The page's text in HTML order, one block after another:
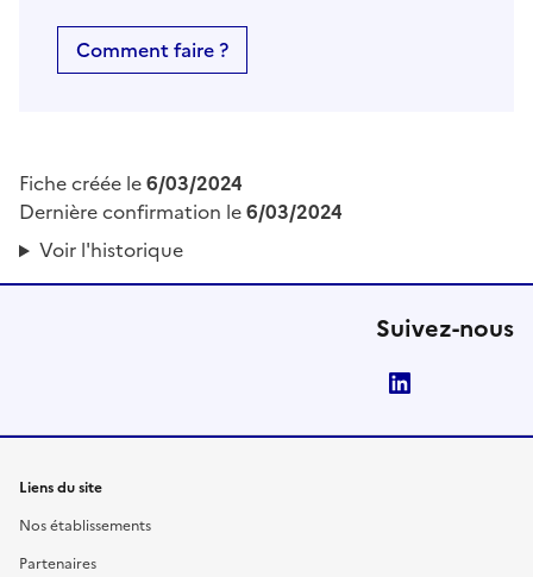
Comment faire ?
Fiche créée le6/03/2024
Dernière confirmation le6/03/2024
Voir l'historique
Suivez-nous
Liens du site
Nos établissements
Partenaires